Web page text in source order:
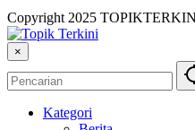
Copyright 2025
×
Kategori